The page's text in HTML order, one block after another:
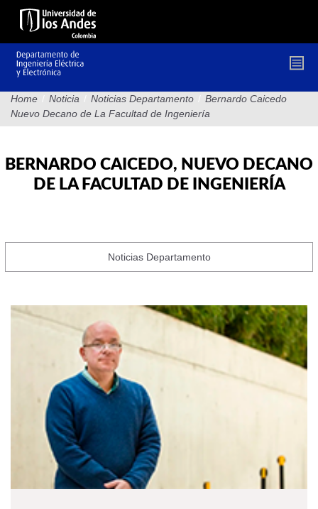
Pasar
contenido
principal
Home / Noticia / Noticias Departamento / Bernardo Caicedo
Nuevo Decano de La Facultad de Ingeniería
BERNARDO CAICEDO, NUEVO DECANO
DE LA FACULTAD DE INGENIERÍA
Noticias Departamento